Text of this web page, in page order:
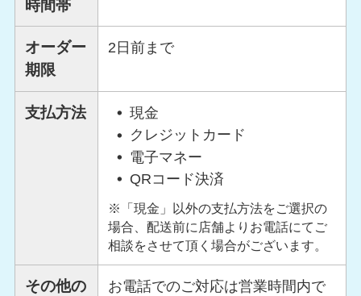
時間帯
オーダー
期限
2日前まで
支払方法
現金
クレジットカード
電子マネー
QRコード決済
※「現金」以外の支払方法をご選択の
場合、配送前に店舗よりお電話にてご
相談をさせて頂く場合がございます。
その他の
お電話でのご対応は営業時間内で